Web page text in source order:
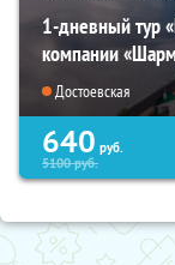
1-дневный тур
компании
Достоевская
640 руб.
5100руб.